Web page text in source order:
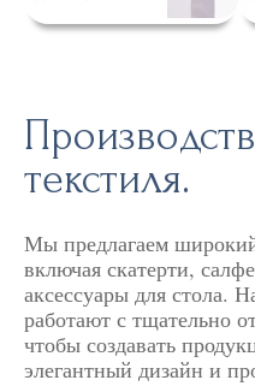
текстиля.
Мы предлагаем
включая скатерти,
аксессуары для стола.
работают с тщательно
чтобы создавать
элегантный дизайн и